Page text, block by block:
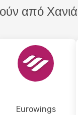
από
Eurowings